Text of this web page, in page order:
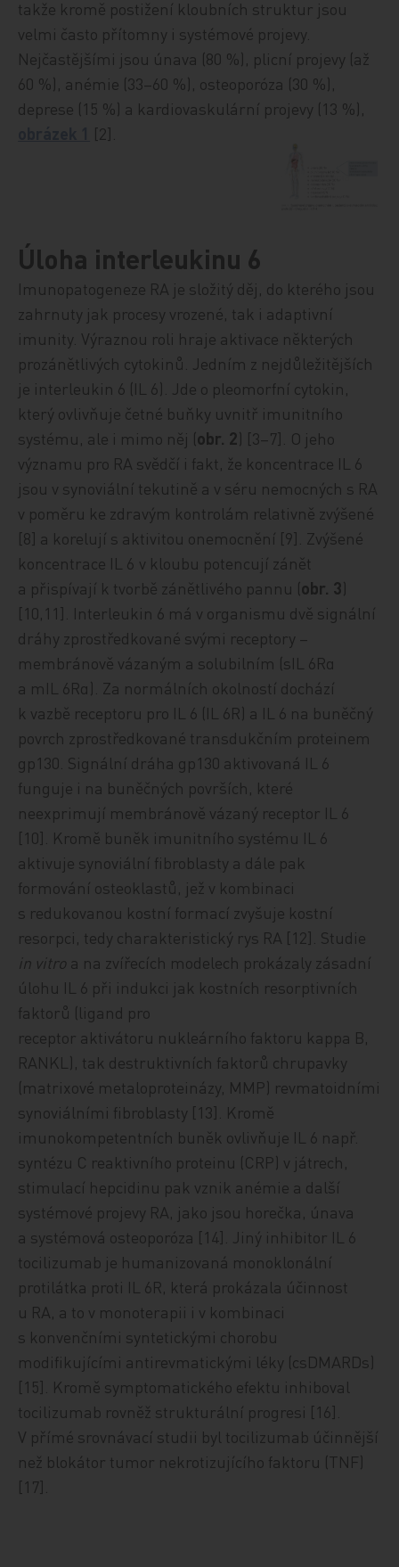
takže kromě postižení kloubních struktur jsou
velmi často přítomny i systémové projevy.
Nejčastějšími jsou únava (80 %), plicní projevy (až
60 %), anémie (33–60 %), osteoporóza (30 %),
deprese (15 %) a kardiovaskulární projevy (13 %),
[2].
Úloha interleukinu 6
Imunopatogeneze RA je složitý děj, do kterého jsou
zahrnuty jak procesy vrozené, tak i adaptivní
imunity. Výraznou roli hraje aktivace některých
prozánětlivých cytokinů. Jedním z nejdůležitějších
je interleukin 6 (IL 6). Jde o pleomorfní cytokin,
který ovlivňuje četné buňky uvnitř imunitního
systému, ale i mimo něj (obr. 2) [3–7]. O jeho
významu pro RA svědčí i fakt, že koncentrace IL 6
jsou v synoviální tekutině a v séru nemocných s RA
v poměru ke zdravým kontrolám relativně zvýšené
[8] a korelují s aktivitou onemocnění [9]. Zvýšené
koncentrace IL 6 v kloubu potencují zánět
a přispívají k tvorbě zánětlivého pannu (obr. 3)
[10,11]. Interleukin 6 má v organismu dvě signální
dráhy zprostředkované svými receptory –
membránově vázaným a solubilním (sIL 6Rα
a mIL 6Rα). Za normálních okolností dochází
k vazbě receptoru pro IL 6 (IL 6R) a IL 6 na buněčný
povrch zprostředkované transdukčním proteinem
gp130. Signální dráha gp130 aktivovaná IL 6
funguje i na buněčných površích, které
neexprimují membránově vázaný receptor IL 6
[10]. Kromě buněk imunitního systému IL 6
aktivuje synoviální fibroblasty a dále pak
formování osteoklastů, jež v kombinaci
s redukovanou kostní formací zvyšuje kostní
resorpci, tedy charakteristický rys RA [12]. Studie
in vitro a na zvířecích modelech prokázaly zásadní
úlohu IL 6 při indukci jak kostních resorptivních
faktorů (ligand pro
receptor aktivátoru nukleárního faktoru kappa B,
RANKL), tak destruktivních faktorů chrupavky
(matrixové metaloproteinázy, MMP) revmatoidními
synoviálními fibroblasty [13]. Kromě
imunokompetentních buněk ovlivňuje IL 6 např.
syntézu C reaktivního proteinu (CRP) v játrech,
stimulací hepcidinu pak vznik anémie a další
systémové projevy RA, jako jsou horečka, únava
a systémová osteoporóza [14]. Jiný inhibitor IL 6
tocilizumab je humanizovaná monoklonální
protilátka proti IL 6R, která prokázala účinnost
u RA, a to v monoterapii i v kombinaci
s konvenčními syntetickými chorobu
modifikujícími antirevmatickými léky (csDMARDs)
[15]. Kromě symptomatického efektu inhiboval
tocilizumab rovněž strukturální progresi [16].
V přímé srovnávací studii byl tocilizumab účinnější
než blokátor tumor nekrotizujícího faktoru (TNF)
[17].